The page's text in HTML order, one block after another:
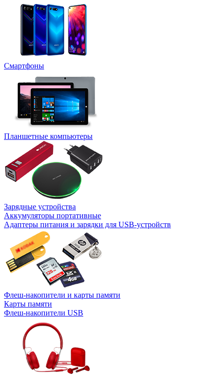
Смартфоны
Планшетные компьютеры
Зарядные устройства
Аккумуляторы портативные
Адаптеры питания и зарядки для USB-устройств
Флеш-накопители и карты памяти
Карты памяти
Флеш-накопители USB